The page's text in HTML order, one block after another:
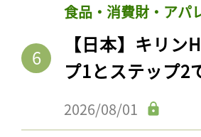
食品・消費財・アパ
【日本】キリ
プ1とステップ2
2026/08/01
記事を
ロ